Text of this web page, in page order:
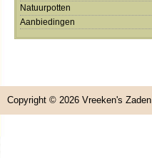
Natuurpotten
Aanbiedingen
Copyright © 2026 Vreeken's Zaden